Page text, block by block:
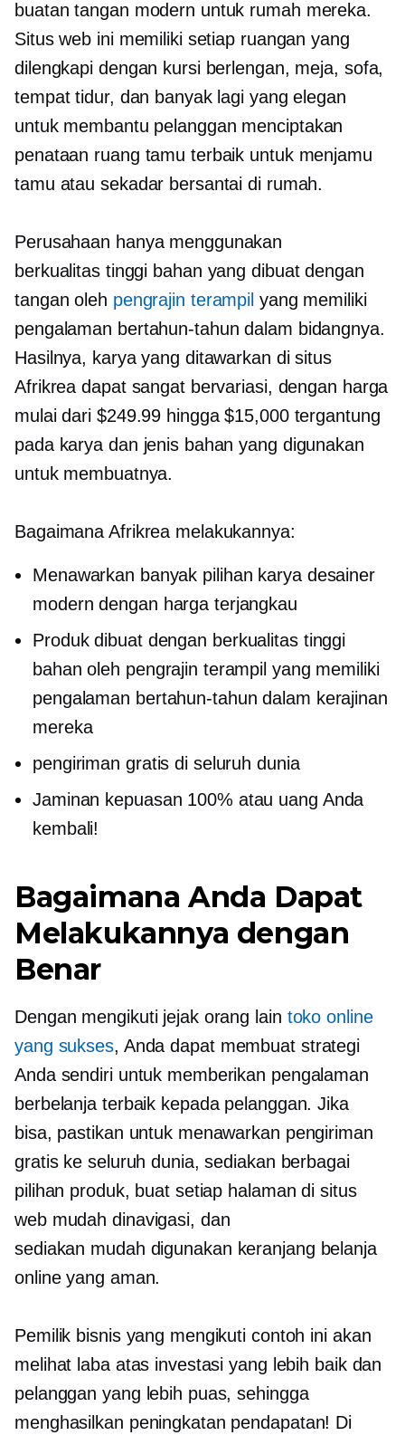
buatan tangan modern untuk rumah mereka.
Situs web ini memiliki setiap ruangan yang
dilengkapi dengan kursi berlengan, meja, sofa,
tempat tidur, dan banyak lagi yang elegan
untuk membantu pelanggan menciptakan
penataan ruang tamu terbaik untuk menjamu
tamu atau sekadar bersantai di rumah.
Perusahaan hanya menggunakan
berkualitas tinggi bahan yang dibuat dengan
tangan oleh pengrajin terampil yang memiliki
pengalaman bertahun-tahun dalam bidangnya.
Hasilnya, karya yang ditawarkan di situs
Afrikrea dapat sangat bervariasi, dengan harga
mulai dari $249.99 hingga $15,000 tergantung
pada karya dan jenis bahan yang digunakan
untuk membuatnya.
Bagaimana Afrikrea melakukannya:
Menawarkan banyak pilihan karya desainer
modern dengan harga terjangkau
Produk dibuat dengan berkualitas tinggi
bahan oleh pengrajin terampil yang memiliki
pengalaman bertahun-tahun dalam kerajinan
mereka
pengiriman gratis di seluruh dunia
Jaminan kepuasan 100% atau uang Anda
kembali!
Bagaimana Anda Dapat
Melakukannya dengan
Benar
Dengan mengikuti jejak orang lain toko online
yang sukses, Anda dapat membuat strategi
Anda sendiri untuk memberikan pengalaman
berbelanja terbaik kepada pelanggan. Jika
bisa, pastikan untuk menawarkan pengiriman
gratis ke seluruh dunia, sediakan berbagai
pilihan produk, buat setiap halaman di situs
web mudah dinavigasi, dan
sediakan mudah digunakan keranjang belanja
online yang aman.
Pemilik bisnis yang mengikuti contoh ini akan
melihat laba atas investasi yang lebih baik dan
pelanggan yang lebih puas, sehingga
menghasilkan peningkatan pendapatan! Di